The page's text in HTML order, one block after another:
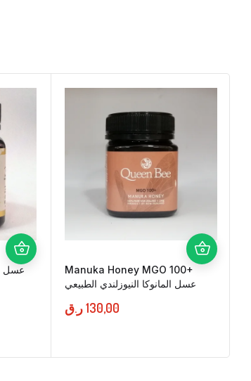
Manuka Honey MGO 100+
عسل المانوكا النيوزلندي الطبيعي
130,00ر.ق